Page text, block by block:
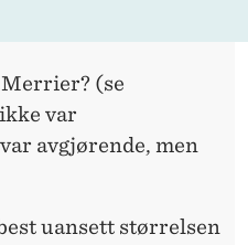
(se
var
avgjørende, men
uansett størrelsen